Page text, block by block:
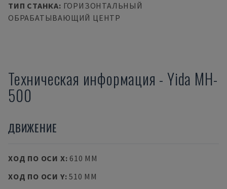
ТИП СТАНКА: ГОРИЗОНТАЛЬНЫЙ
ОБРАБАТЫВАЮЩИЙ ЦЕНТР
Техническая информация -Yida MH-
500
ДВИЖЕНИЕ
ХОД ПО ОСИ X: 610 MM
ХОД ПО ОСИ Y:510 MM